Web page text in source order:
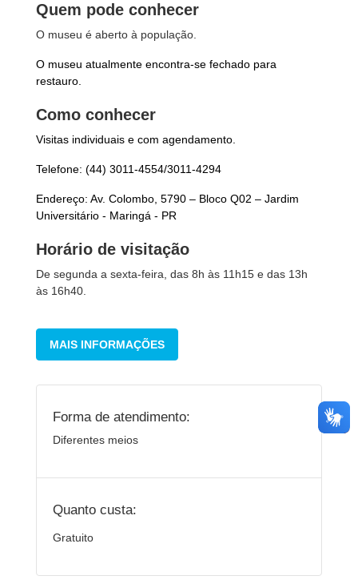
Quem pode conhecer
O museu é aberto à população.
O museu atualmente encontra-se fechado para
restauro.
Como conhecer
Visitas individuais e com agendamento.
Telefone: (44) 3011-4554/3011-4294
Endereço: Av. Colombo, 5790 – Bloco Q02 – Jardim
Universitário - Maringá - PR
Horário de visitação
De segunda a sexta-feira, das 8h às 11h15 e das 13h
às 16h40.
MAIS INFORMAÇÕES
Forma de atendimento:
Diferentes meios
Quanto custa:
Gratuito